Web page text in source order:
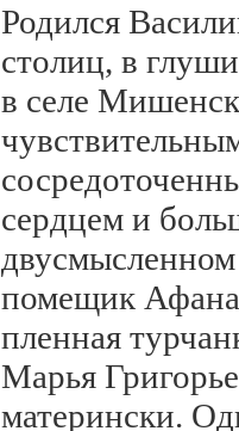
Родился
столиц, в
в селе
сердцем и
помещик
пленная
Марья
матерински.